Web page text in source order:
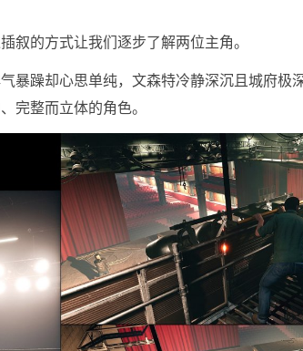
叙的方式让我们逐步了解两位主角。
暴躁却心思单纯，文森特冷静深沉且城府极
完整而立体的角色。